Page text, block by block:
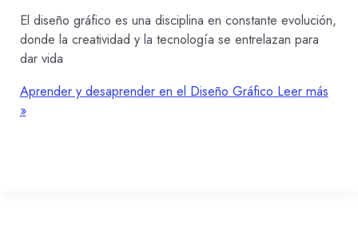
El diseño gráfico es una disciplina en constante evolución,
donde la creatividad y la tecnología se entrelazan para
dar vida
Aprender y desaprender en el Diseño Gráfico Leer más
»